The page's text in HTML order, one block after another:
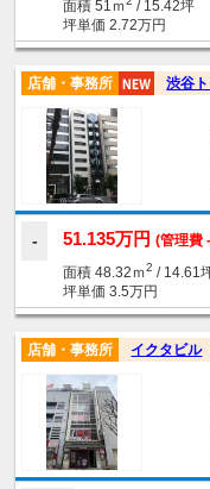
面積 51ｍ
/ 15.42坪
坪単価 2.72万円
店舗・事務所
渋谷
51.135万円 (管理費
面積 48.32ｍ2 / 14.61
坪単価 3.5万円
店舗・事務所
イクタビル